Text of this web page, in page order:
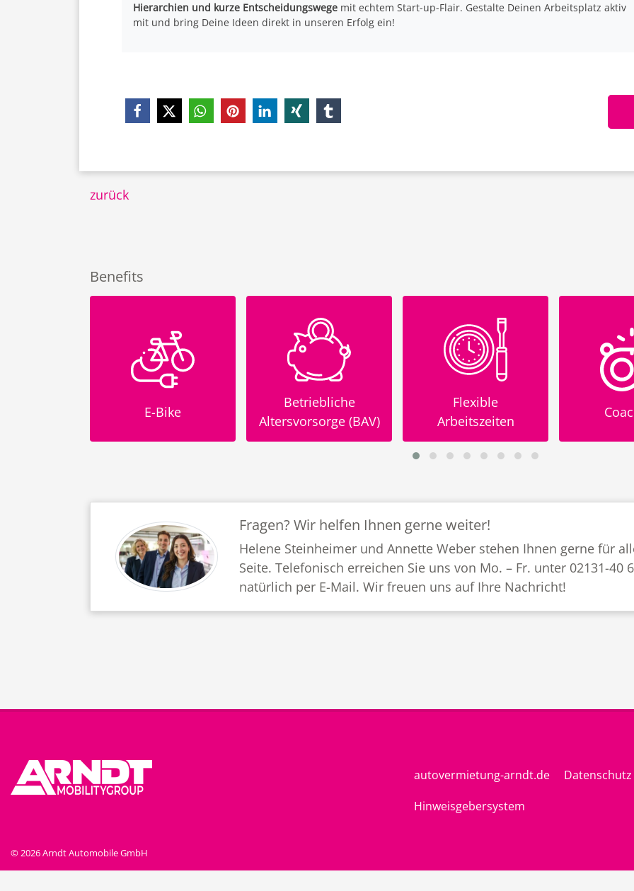
Hierarchien und kurze Entscheidungswege mit echtem Start-up-Flair. Gestalte Deinen Arbeitsplatz aktiv
mit und bring Deine Ideen direkt in unseren Erfolg ein!
zurück
Benefits
Altersvorsorge (BAV)
Flexible
Arbeitszeiten
Coaching
Fragen? Wir helfen Ihnen gerne weiter!
Helene Steinheimer und Annette Weber stehen Ihnen gerne für
Seite. Telefonisch erreichen Sie uns von Mo. – Fr. unter 02131-40
natürlich per E-Mail. Wir freuen uns auf Ihre Nachricht!
autovermietung-arndt.de
Datenschutz
Hinweisgebersystem
© 2026 Arndt Automobile GmbH